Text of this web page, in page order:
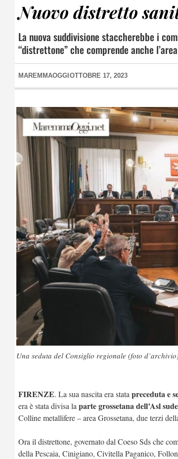
Nuovo distretto
La nuova suddivisione staccherebbe i
“distrettone” che comprende anche
MAREMMAOGGI OTTOBRE 17, 2023
Una seduta del Consiglio regionale (foto
FIRENZE. La sua nascita era stata preceduta e
era è stata divisa la parte grossetana dell’Asl
Colline metallifere – area Grossetana, due terzi
Ora il distrettone, governato dal Coeso Sds che
della Pescaia, Cinigiano, Civitella Paganico,